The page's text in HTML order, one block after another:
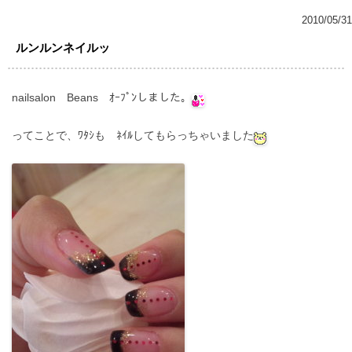
2010/05/31
ルンルンネイルッ
nailsalon Beans ｵｰﾌﾟﾝしました。
ってことで、ﾜﾀｼも ﾈｲﾙしてもらっちゃいました